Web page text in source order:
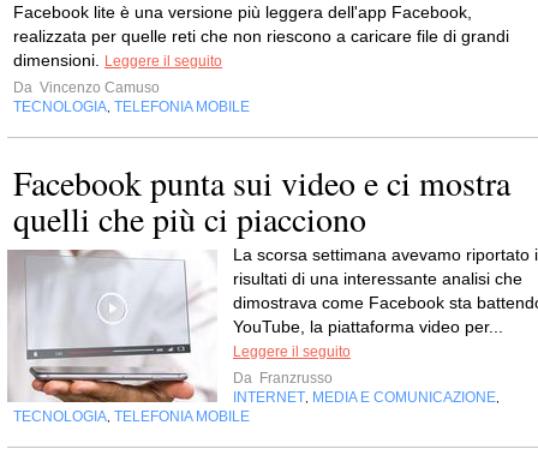
Facebook lite è una versione più leggera dell'app Facebook,
realizzata per quelle reti che non riescono a caricare file di grandi
dimensioni.
Leggere il seguito
Da Vincenzo Camuso
TECNOLOGIA TELEFONIA MOBILE
Facebook punta sui video e ci mostra
quelli che più ci piacciono
La scorsa settimana avevamo riportato i
risultati di una interessante analisi che
dimostrava come Facebook sta
YouTube, la piattaforma video per...
Leggere il seguito
Da Franzrusso
INTERNET MEDIA E COMUNICAZIONE
TECNOLOGIA TELEFONIA MOBILE